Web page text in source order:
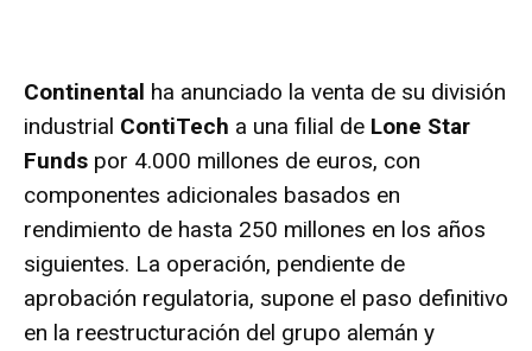
Continental ha anunciado la venta de su división
industrial ContiTech a una filial de Lone Star
Funds por 4.000 millones de euros, con
componentes adicionales basados en
rendimiento de hasta 250 millones en los años
siguientes. La operación, pendiente de
aprobación regulatoria, supone el paso definitivo
en la reestructuración del grupo alemán y